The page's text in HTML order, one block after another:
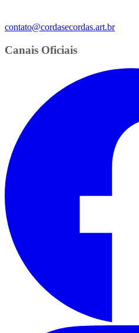
contato@cordasecordas.art.br
Canais Oficiais